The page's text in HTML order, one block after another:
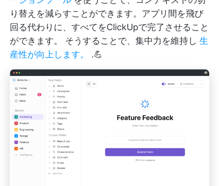
り替えを減らすことができます。アプリ間を飛び
回る代わりに、すべてをClickUpで完了させること
ができます。 そうすることで、集中力を維持し 生
産性が向上します。
.💪